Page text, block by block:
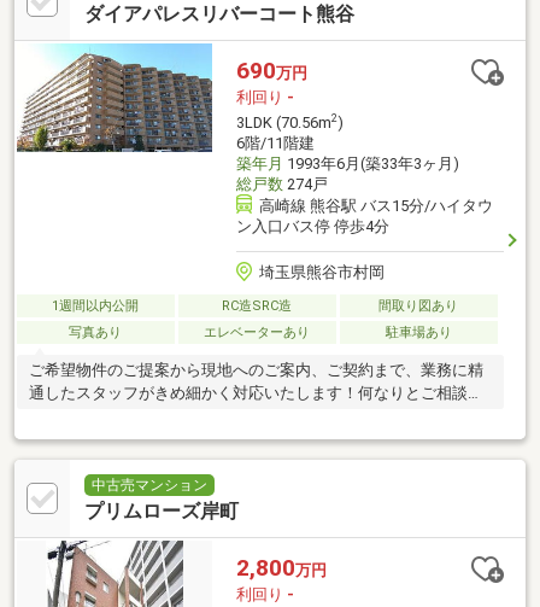
ダイアパレスリバーコート熊谷
690万円
利回り -
3LDK (70.56m2)
6階/11階建
築年月 1993年6月(築33年3ヶ月)
総戸数274戸
高崎線 熊谷駅 バス15分/ハイタウ
ン入口バス停 停歩4分
埼玉県熊谷市村岡
1週間以内公開 RC造SRC造
間取り図あり
写真あり
エレベーターあり 駐車場あり
ご希望物件のご提案から現地へのご案内、ご契約まで、業務に精
通したスタッフがきめ細かく対応いたします！何なりとご相談く
中古売マンション
プリムローズ岸町
2,800万円
利回り -